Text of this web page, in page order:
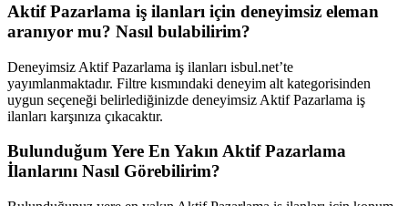
Aktif Pazarlama iş ilanları için deneyimsiz eleman
aranıyor mu? Nasıl bulabilirim?
Deneyimsiz Aktif Pazarlama iş ilanları isbul.net’te
yayımlanmaktadır. Filtre kısmındaki deneyim alt kategorisinden
uygun seçeneği belirlediğinizde deneyimsiz Aktif Pazarlama iş
ilanları karşınıza çıkacaktır.
Bulunduğum Yere En Yakın Aktif Pazarlama
İlanlarını Nasıl Görebilirim?